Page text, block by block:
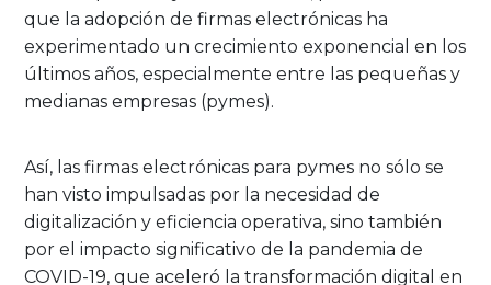
que la adopción de firmas electrónicas ha
experimentado un crecimiento exponencial en los
últimos años, especialmente entre las pequeñas y
medianas empresas (pymes).
Así, las firmas electrónicas para pymes no sólo se
han visto impulsadas por la necesidad de
digitalización y eficiencia operativa, sino también
por el impacto significativo de la pandemia de
COVID-19, que aceleró la transformación digital en